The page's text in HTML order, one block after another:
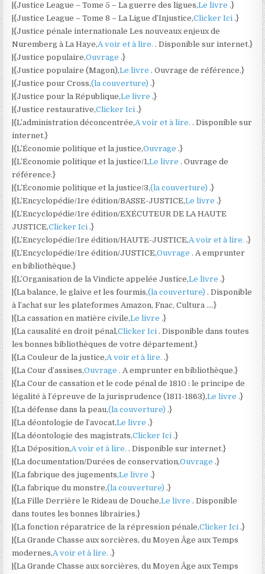
|{Justice League – Tome 5 – La guerre des ligues,Le livre .}
|{Justice League – Tome 8 – La Ligue d’Injustice,Clicker Ici .}
|{Justice pénale internationale Les nouveaux enjeux de
Nuremberg à La Haye,A voir et à lire. . Disponible sur internet.}
|{Justice populaire,Ouvrage .}
|{Justice populaire (Magon),Le livre . Ouvrage de référence.}
|{Justice pour Cross,(la couverture) .}
|{Justice pour la République,Le livre .}
|{Justice restaurative,Clicker Ici .}
|{L’administration déconcentrée,A voir et à lire. . Disponible sur
internet.}
|{L’Économie politique et la justice,Ouvrage .}
|{L’Économie politique et la justice/1,Le livre . Ouvrage de
référence.}
|{L’Économie politique et la justice/3,(la couverture) .}
|{L’Encyclopédie/1re édition/BASSE-JUSTICE,Le livre .}
|{L’Encyclopédie/1re édition/EXÉCUTEUR DE LA HAUTE
JUSTICE,Clicker Ici .}
|{L’Encyclopédie/1re édition/HAUTE-JUSTICE,A voir et à lire. .}
|{L’Encyclopédie/1re édition/JUSTICE,Ouvrage . A emprunter
en bibliothèque.}
|{L’Organisation de la Vindicte appelée Justice,Le livre .}
|{La balance, le glaive et les fourmis,(la couverture) . Disponible
à l’achat sur les plateformes Amazon, Fnac, Cultura ….}
|{La cassation en matière civile,Le livre .}
|{La causalité en droit pénal,Clicker Ici . Disponible dans toutes
les bonnes bibliothèques de votre département.}
|{La Couleur de la justice,A voir et à lire. .}
|{La Cour d’assises,Ouvrage . A emprunter en bibliothèque.}
|{La Cour de cassation et le code pénal de 1810 : le principe de
légalité à l’épreuve de la jurisprudence (1811-1863),Le livre .}
|{La défense dans la peau,(la couverture) .}
|{La déontologie de l’avocat,Le livre .}
|{La déontologie des magistrats,Clicker Ici .}
|{La Déposition,A voir et à lire. . Disponible sur internet.}
|{La documentation/Durées de conservation,Ouvrage .}
|{La fabrique des jugements,Le livre .}
|{La fabrique du monstre,(la couverture) .}
|{La Fille Derrière le Rideau de Douche,Le livre . Disponible
dans toutes les bonnes librairies.}
|{La fonction réparatrice de la répression pénale,Clicker Ici .}
|{La Grande Chasse aux sorcières, du Moyen Âge aux Temps
modernes,A voir et à lire. .}
|{La Grande Chasse aux sorcières, du Moyen Âge aux Temps